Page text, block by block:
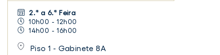
2.ª a 6.ª Feira
10h00 - 12h00
14h00 - 16h00
Piso 1 - Gabinete 8A